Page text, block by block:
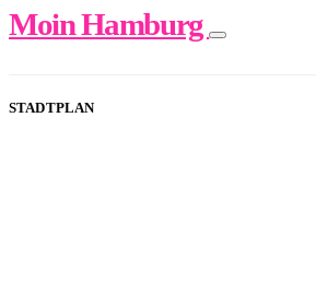
Moin Hamburg
STADTPLAN